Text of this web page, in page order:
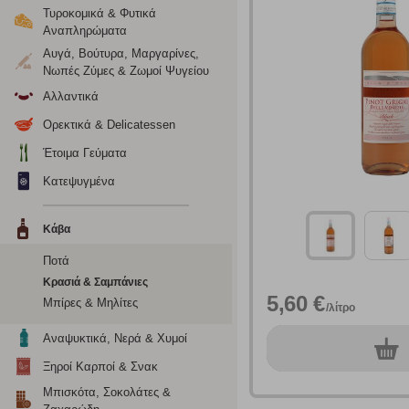
Τυροκομικά & Φυτικά
Αναπληρώματα
Αυγά, Βούτυρα, Μαργαρίνες,
Νωπές Ζύμες & Ζωμοί Ψυγείου
Αλλαντικά
Ορεκτικά & Delicatessen
Έτοιμα Γεύματα
Κατεψυγμένα
Κάβα
Ποτά
Κρασιά & Σαμπάνιες
Μπίρες & Μηλίτες
Αναψυκτικά, Νερά & Χυμοί
Ξηροί Καρποί & Σνακ
Μπισκότα, Σοκολάτες &
5,60 €/λίτρο
0τεμ.
Ενημέρωση
Κατά την απλή περιήγηση ή/και χρήση του ιστότοπου
περιέχουν προσωποποιημένα χαρακτηριστικά που
υπολογιστή ή την ηλεκτρονική συσκευή σας, προσθέτοντας
σχετικό κουμπί επάνω δεξιά, αφού ενημερωθείτε σχετικά.
σας ή/και της χρήσης των υπηρεσιών μας. Δείτε περισσότερα
Λειτουργικά cookies
Τα λειτουργικά cookies επιτρέπουν την παροχή